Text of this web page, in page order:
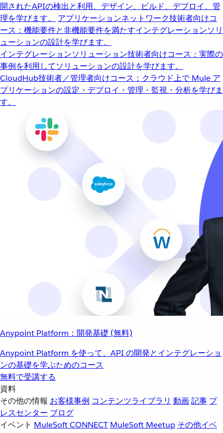
開されたAPIの検出と利用、デザイン、ビルド、デプロイ、管
理を学びます。
アプリケーションネットワーク技術者向けコ
ース：機能要件と非機能要件を満たすインテグレーションソリ
ューションの設計を学びます。
インテグレーションソリューション技術者向けコース：実際の
事例を利用してソリューションの設計を学びます。
CloudHub技術者／管理者向けコース：クラウド上で Mule ア
プリケーションの設定・デプロイ・管理・監視・分析を学びま
す。
Anypoint Platform：開発基礎 (無料)
Anypoint Platform を使って、API の開発とインテグレーショ
ンの基礎を学ぶためのコース
無料で受講する
資料
その他の情報 お客様事例 コンテンツライブラリ 動画記事 プ
レスセンター ブログ
イベント MuleSoft CONNECT MuleSoft Meetup その他イベ